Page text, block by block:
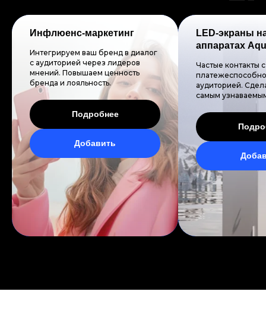
Инфлюенс-маркетинг
Интегрируем ваш бренд в диалог
с аудиторией через лидеров
мнений. Повышаем ценность
бренда и лояльность.
Подробнее
Добавить
LED-экраны
аппаратах
Частые контакты с
аудиторией.
самым